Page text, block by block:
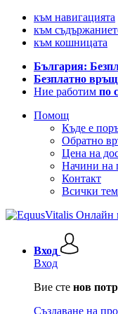
към навигацията
към
към кошницата
България:
Безплатно
Ние работим по
Помощ
Къде е
Обратно
Цена на
Начини на
Контакт
Всички
Вход
Вход
Вие сте нов
Създаване на